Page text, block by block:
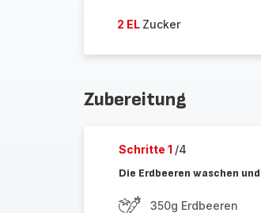
2 EL Zucker
Zubereitung
Schritte 1 /4
Die Erdbeeren waschen
350g Erdbeeren